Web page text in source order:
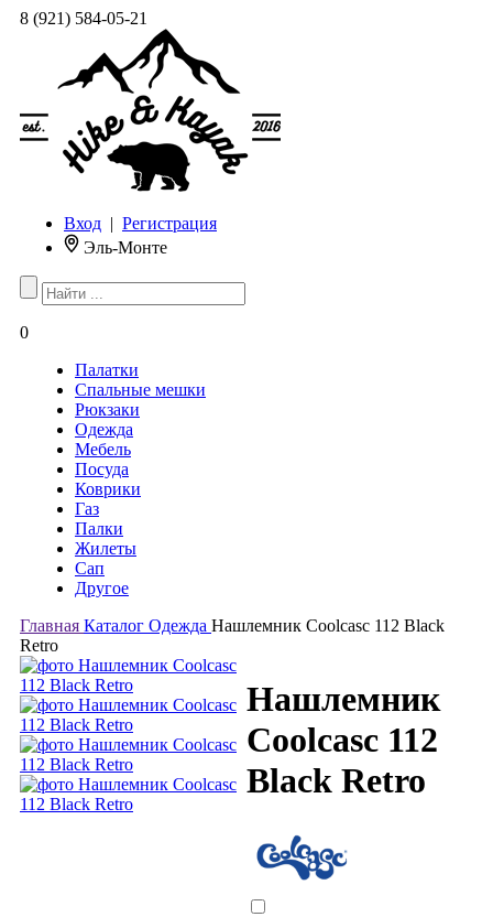
8 (921) 584-05-21
Вход | Регистрация
Эль-Монте
0
Палатки
Спальные мешки
Рюкзаки
Одежда
Мебель
Посуда
Коврики
Газ
Палки
Жилеты
Сап
Другое
Главная Каталог Одежда Нашлемник Coolcasc 112 Black
Retro
Нашлемник
Coolcasc 112
Black Retro